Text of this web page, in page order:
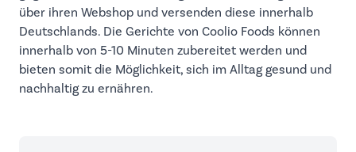
über ihren Webshop und versenden diese innerhalb
Deutschlands. Die Gerichte von Coolio Foods können
innerhalb von 5-10 Minuten zubereitet werden und
bieten somit die Möglichkeit, sich im Alltag gesund und
nachhaltig zu ernähren.